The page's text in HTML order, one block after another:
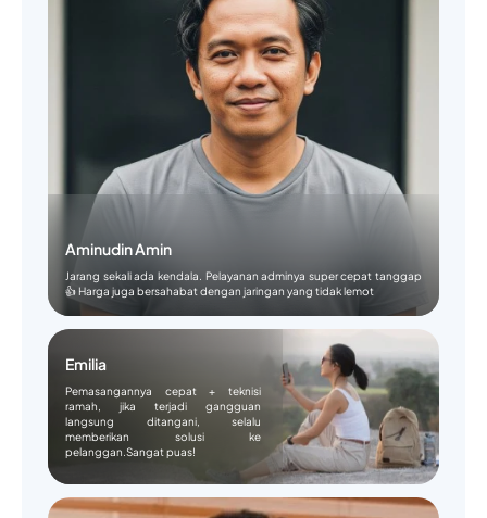
Aminudin Amin
Jarang sekali ada kendala. Pelayanan adminya super cepat tanggap
👍 Harga juga bersahabat dengan jaringan yang tidak lemot
Emilia
Pemasangannya cepat + teknisi
ramah, jika terjadi gangguan
langsung ditangani, selalu
memberikan solusi ke
pelanggan.Sangat puas!